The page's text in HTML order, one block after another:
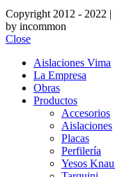
Copyright 2012 - 2022 |
by incommon
Close
Aislaciones Vima
La Empresa
Obras
Productos
Accesorios
Aislaciones
Placas
Perfilería
Yesos